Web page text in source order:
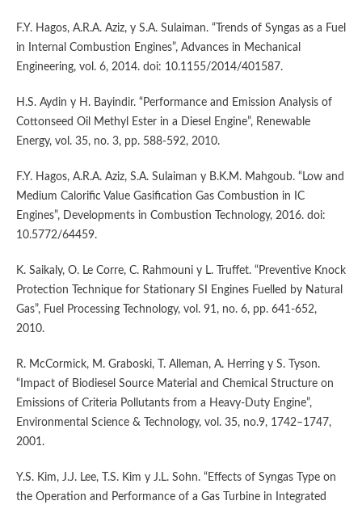
F.Y. Hagos, A.R.A. Aziz, y S.A. Sulaiman. “Trends of Syngas as a Fuel
in Internal Combustion Engines”, Advances in Mechanical
Engineering, vol. 6, 2014. doi: 10.1155/2014/401587.
H.S. Aydin y H. Bayindir. “Performance and Emission Analysis of
Cottonseed Oil Methyl Ester in a Diesel Engine”, Renewable
Energy, vol. 35, no. 3, pp. 588-592, 2010.
F.Y. Hagos, A.R.A. Aziz, S.A. Sulaiman y B.K.M. Mahgoub. “Low and
Medium Calorific Value Gasification Gas Combustion in IC
Engines”, Developments in Combustion Technology, 2016. doi:
10.5772/64459.
K. Saikaly, O. Le Corre, C. Rahmouni y L. Truffet. “Preventive Knock
Protection Technique for Stationary SI Engines Fuelled by Natural
Gas”, Fuel Processing Technology, vol. 91, no. 6, pp. 641-652,
2010.
R. McCormick, M. Graboski, T. Alleman, A. Herring y S. Tyson.
“Impact of Biodiesel Source Material and Chemical Structure on
Emissions of Criteria Pollutants from a Heavy-Duty Engine”,
Environmental Science & Technology, vol. 35, no.9, 1742–1747,
2001.
Y.S. Kim, J.J. Lee, T.S. Kim y J.L. Sohn. “Effects of Syngas Type on
the Operation and Performance of a Gas Turbine in Integrated